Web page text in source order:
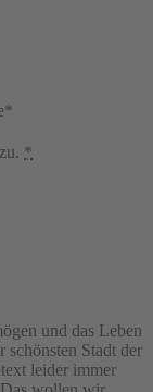
*
zu. *
und das Leben
Stadt der
leider immer